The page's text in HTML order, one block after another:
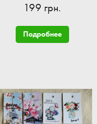
199 грн.
Подробнее